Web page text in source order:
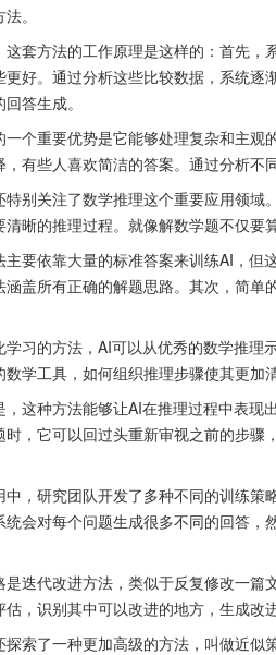
。
这套方法的工作原理是这样的：首先
更好。通过分析这些比较数据，系统
答生成。
一个重要优势是它能够处理复杂和主
，有些人喜欢简洁的答案。通过分析不
特别关注了数学推理这个重要应用领
清晰的推理过程。就像解数学题不仅要
主要依靠大量的标准答案来训练AI，但
涵盖所有正确的解题思路。其次，简
学习的方法，AI可以从优秀的数学推理
数学工具，如何组织推理步骤使其更加
，这种方法能够让AI在推理过程中表现
时，它可以回过头重新审视之前的步
中，研究团队开发了多种不同的训练
统会对每个问题生成很多不同的回答
是迭代改进方法，类似于反复修改一
估，识别其中可以改进的地方，生成改
探索了一种更加高级的方法，叫做近